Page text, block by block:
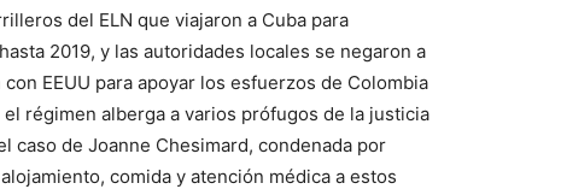
del ELN que viajaron a Cuba para
2019, y las autoridades locales se negaron a
EEUU para apoyar los esfuerzos de Colombia
régimen alberga a varios prófugos de la justicia
caso de Joanne Chesimard, condenada por
comida y atención médica a estos